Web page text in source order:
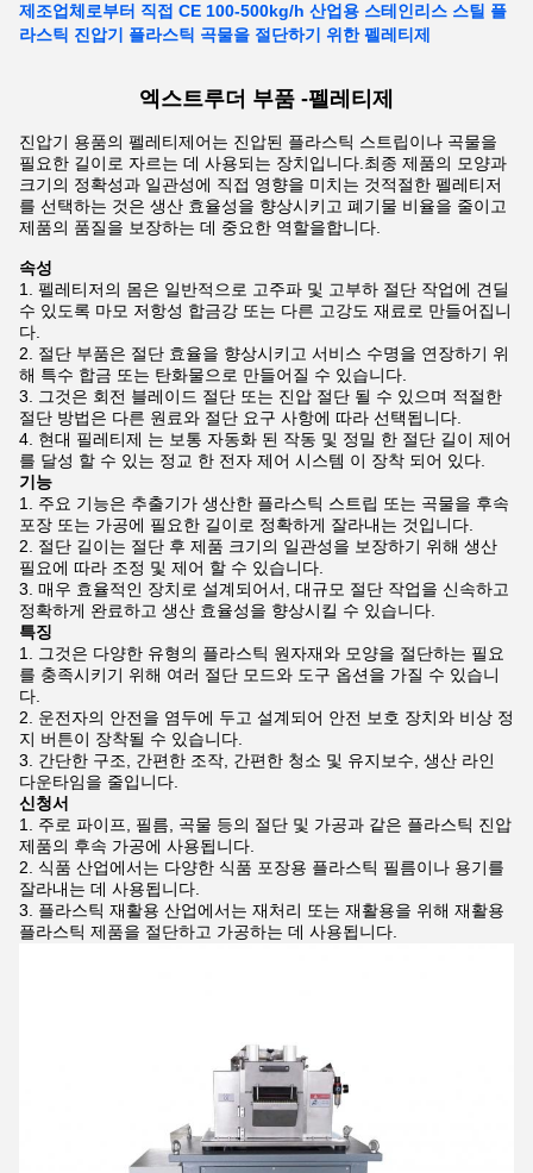
제조업체로부터 직접 CE 100-500kg/h 산업용 스테인리스 스틸 플
라스틱 진압기 플라스틱 곡물을 절단하기 위한 펠레티제
엑스트루더 부품 -펠레티제
진압기 용품의 펠레티제어는 진압된 플라스틱 스트립이나 곡물을
필요한 길이로 자르는 데 사용되는 장치입니다.최종 제품의 모양과
크기의 정확성과 일관성에 직접 영향을 미치는 것적절한 펠레티저
를 선택하는 것은 생산 효율성을 향상시키고 폐기물 비율을 줄이고
제품의 품질을 보장하는 데 중요한 역할을합니다.
속성
펠레티저의 몸은 일반적으로 고주파 및 고부하 절단 작업에 견딜
수 있도록 마모 저항성 합금강 또는 다른 고강도 재료로 만들어집니
다.
절단 부품은 절단 효율을 향상시키고 서비스 수명을 연장하기 위
해 특수 합금 또는 탄화물으로 만들어질 수 있습니다.
그것은 회전 블레이드 절단 또는 진압 절단 될 수 있으며 적절한
절단 방법은 다른 원료와 절단 요구 사항에 따라 선택됩니다.
현대 필레티제 는 보통 자동화 된 작동 및 정밀 한 절단 길이 제어
를 달성 할 수 있는 정교 한 전자 제어 시스템 이 장착 되어 있다.
기능
주요 기능은 추출기가 생산한 플라스틱 스트립 또는 곡물을 후속
포장 또는 가공에 필요한 길이로 정확하게 잘라내는 것입니다.
절단 길이는 절단 후 제품 크기의 일관성을 보장하기 위해 생산
필요에 따라 조정 및 제어 할 수 있습니다.
매우 효율적인 장치로 설계되어서, 대규모 절단 작업을 신속하고
정확하게 완료하고 생산 효율성을 향상시킬 수 있습니다.
특징
그것은 다양한 유형의 플라스틱 원자재와 모양을 절단하는 필요
를 충족시키기 위해 여러 절단 모드와 도구 옵션을 가질 수 있습니
다.
운전자의 안전을 염두에 두고 설계되어 안전 보호 장치와 비상 정
지 버튼이 장착될 수 있습니다.
간단한 구조, 간편한 조작, 간편한 청소 및 유지보수, 생산 라인
다운타임을 줄입니다.
신청서
주로 파이프, 필름, 곡물 등의 절단 및 가공과 같은 플라스틱 진압
제품의 후속 가공에 사용됩니다.
식품 산업에서는 다양한 식품 포장용 플라스틱 필름이나 용기를
잘라내는 데 사용됩니다.
플라스틱 재활용 산업에서는 재처리 또는 재활용을 위해 재활용
플라스틱 제품을 절단하고 가공하는 데 사용됩니다.